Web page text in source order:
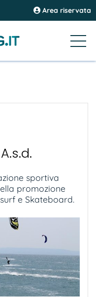
Area riservata
sportiva
promozione
e Skateboard.